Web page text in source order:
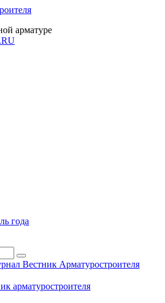
арматуре
года
Вестник Арматуростроителя
арматуростроителя